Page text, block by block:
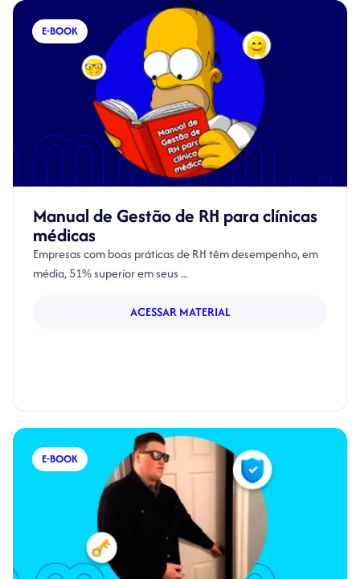
E-BOOK
Manual de Gestão de RH para clínicas
médicas
Empresas com boas práticas de RH têm desempenho, em
média, 51% superior em seus ...
ACESSAR MATERIAL
E-BOOK